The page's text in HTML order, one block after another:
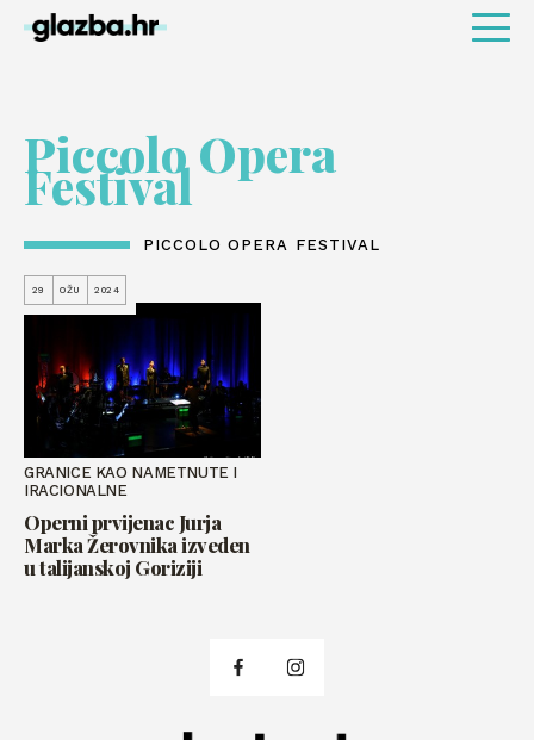
Piccolo Opera
Festival
PICCOLO OPERA FESTIVAL
29 OŽU 2024
GRANICE KAO NAMETNUTE I
IRACIONALNE
Operni prvijenac Jurja
Marka Žerovnika izveden
u talijanskoj Goriziji